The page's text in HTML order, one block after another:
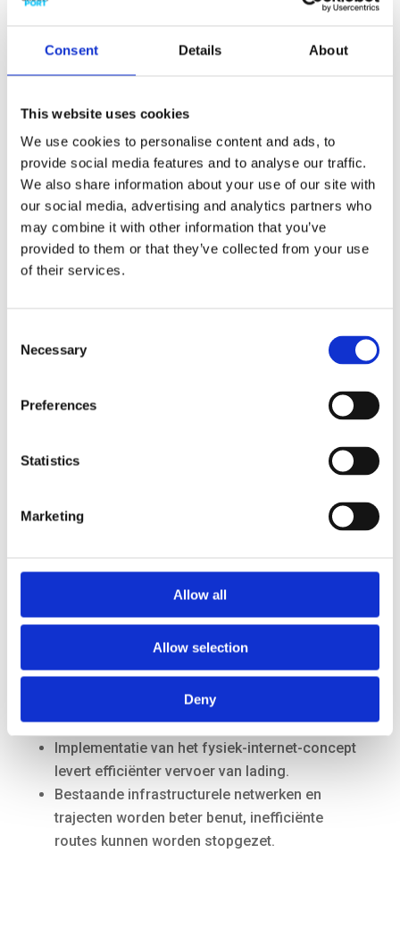
Consent Details About
This website uses cookies
We use cookies to personalise content and ads, to
provide social media features and to analyse our traffic.
We also share information about your use of our site with
our social media, advertising and analytics partners who
may combine it with other information that you’ve
provided to them or that they’ve collected from your use
of their services.
Selection
Necessary
Preferences
Statistics
Marketing
Allow all
Allow selection
Deny
Opportunities
Lagere vervoerskosten, hogere
betrouwbaarheid.
Minder CO2-uitstoot door vermindering van
transportkilometers en ruimere mogelijkheid
te kiezen voor duurzamere vervoersopties.
Zolang het nog om concepten gaat, is de
Implementatie van het fysiek-internet-concept
levert efficiënter vervoer van lading.
Bestaande infrastructurele netwerken en
trajecten worden beter benut, inefficiënte
routes kunnen worden stopgezet.